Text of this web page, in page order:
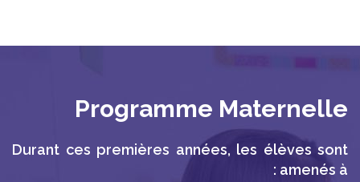
Programme Maternelle
Durant ces premières années, les élèves sont
amenés à :